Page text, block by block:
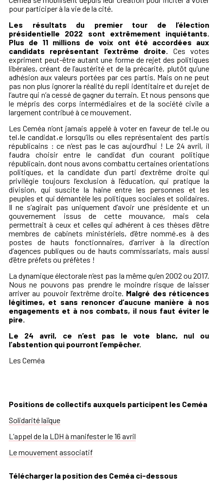
pour participer à la vie de la cité.
Les résultats du premier tour de l’élection
présidentielle 2022 sont extrêmement inquiétants.
Plus de 11 millions de voix ont été accordées aux
candidats représentant l’extrême droite.
Ces votes
expriment peut-être autant une forme de rejet des politiques
libérales, créant de l’austérité et de la précarité, plutôt qu’une
adhésion aux valeurs portées par ces partis. Mais on ne peut
pas non plus ignorer la réalité du repli identitaire et du rejet de
l’autre qui n’a cessé de gagner du terrain. Et nous pensons que
le mépris des corps intermédiaires et de la société civile a
largement contribué à ce mouvement.
Les Ceméa n’ont jamais appelé à voter en faveur de tel·le ou
tel·le candidat·e lorsqu’ils ou elles représentaient des partis
républicains : ce n’est pas le cas aujourd’hui ! Le 24 avril, il
faudra choisir entre le candidat d’un courant politique
républicain, dont nous avons combattu certaines orientations
politiques, et la candidate d’un parti d’extrême droite qui
privilégie toujours l’exclusion à l’éducation, qui pratique la
division, qui suscite la haine entre les personnes et les
peuples et qui démantèle les politiques sociales et solidaires.
Il ne s’agirait pas uniquement d’avoir une présidente et un
gouvernement issus de cette mouvance, mais cela
permettrait à ceux et celles qui adhérent à ces thèses d’être
membres de cabinets ministériels, d’être nommé·es à des
postes de hauts fonctionnaires, d’arriver à la direction
d’agences publiques ou de hauts commissariats, mais aussi
d’être préfets ou préfètes !
La dynamique électorale n’est pas la même qu’en 2002 ou 2017.
Nous ne pouvons pas prendre le moindre risque de laisser
arriver au pouvoir l’extrême droite. Malgré des réticences
légitimes, et sans renoncer d’aucune manière à nos
engagements et à nos combats, il nous faut éviter le
pire.
Le 24 avril, ce n’est pas le vote blanc, nul ou
l’abstention qui pourront l’empêcher.
Les Ceméa
Positions de collectifs auxquels participent les Ceméa
Solidarité laïque
L’appel de la LDH à manifester le 16 avril
Le mouvement associatif
Télécharger la position des Ceméa ci-dessous